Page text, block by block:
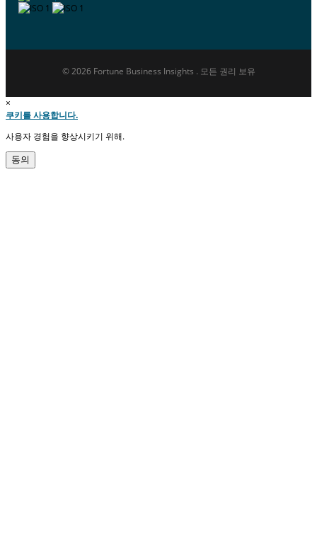
© 2026 Fortune Business Insights . 모든 권리 보유
×
쿠키를 사용합니다.
사용자 경험을 향상시키기 위해.
동의